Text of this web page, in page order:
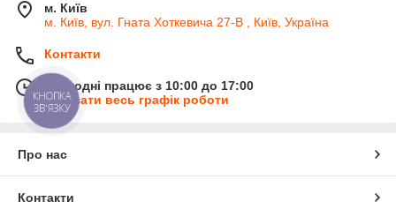
м. Київ
м. Київ, вул. Гната Хоткевича 27-В , Київ, Україна
Контакти
Сьогодні працює з 10:00 до 17:00
Показати весь графік роботи
Про нас
Контакти
КНОПКА
ЗВ'ЯЗКУ